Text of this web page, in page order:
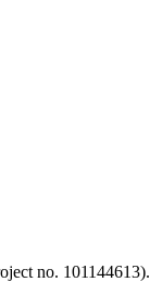
no. 101144613).